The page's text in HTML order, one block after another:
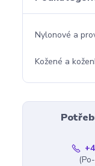
Nylonové a
Kožené a